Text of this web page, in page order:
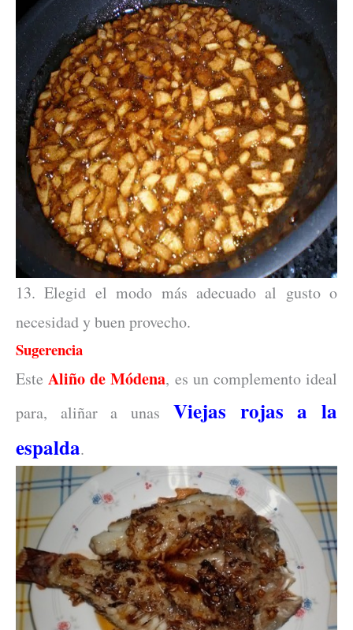
13. Elegid el modo más adecuado al gusto o
necesidad y buen provecho.
Sugerencia
EsteAliño de Módena, es un complemento ideal
para, aliñar a unas Viejas rojas a la
espalda.